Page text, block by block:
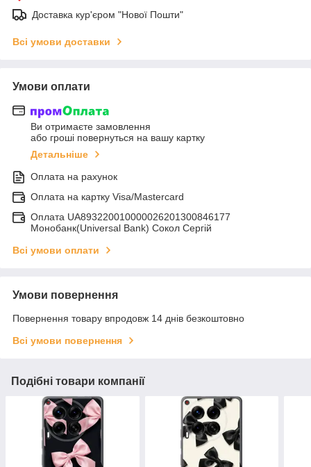
Доставка кур'єром "Нової Пошти"
Всі умови доставки
Умови оплати
Ви отримаєте замовлення
або гроші повернуться на вашу картку
Детальніше
Оплата на рахунок
Оплата на картку Visa/Mastercard
Оплата UA893220010000026201300846177
Монобанк(Universal Bank) Сокол Сергій
Всі умови оплати
Умови повернення
Повернення товару впродовж 14 днів безкоштовно
Всі умови повернення
Подібні товари компанії